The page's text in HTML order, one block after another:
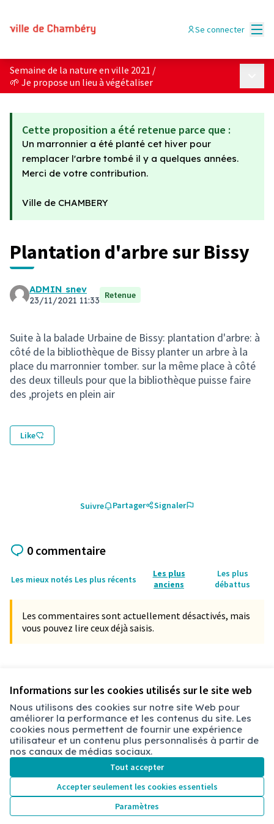
Informations sur les cookies utilisés sur le site web
Nous utilisons des cookies sur notre site Web pour
améliorer la performance et les contenus du site. Les
cookies nous permettent de fournir une expérience
utilisateur et un contenu plus personnalisés à partir de
nos canaux de médias sociaux.
Tout accepter
Accepter seulement les cookies essentiels
Paramètres
Se connecter
Semaine de la nature en ville 2021 /
🌱 Je propose un lieu à végétaliser
Cette proposition a été retenue parce que :
Un marronnier a été planté cet hiver pour
remplacer l'arbre tombé il y a quelques années.
Merci de votre contribution.
Ville de CHAMBERY
Plantation d'arbre sur Bissy
ADMIN snev
23/11/2021 11:33 Retenue
Suite à la balade Urbaine de Bissy: plantation d'arbre: à
côté de la bibliothèque de Bissy planter un arbre à la
place du marronnier tomber. sur la même place à côté
des deux tilleuls pour que la bibliothèque puisse faire
des ,projets en plein air
Like
Suivre Partager Signaler
0 commentaire
Les mieux notés Les plus récents
Les plus
anciens
Les plus
débattus
Les commentaires sont actuellement désactivés, mais
vous pouvez lire ceux déjà saisis.
Vérifiez l'empreinte numérique
Conditions d'utilisation
Paramètres des cookies
Chambéry sur X
(Lien externe)
Chambéry sur Facebook
Chambéry sur Instagram
Site réalisé grâce aulogiciel libre Decidim .
Licence
(Lien